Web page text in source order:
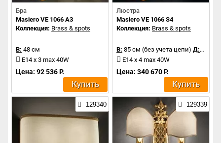
Бра
Masiero VE 1066 A3
Коллекция: Brass & spots
В: 48 см
E14 x 3 max 40W
Цена: 92 536 Р.
Купить
Люстра
Masiero VE 1066 S4
Коллекция: Brass & spots
В: 85 см (без учета цепи) Д:44 см
E14 x 4 max 40W
Цена: 340 670 Р.
Купить
129340 129339